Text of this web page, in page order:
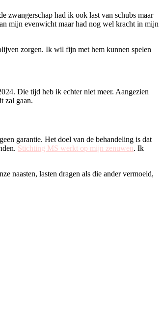
zwangerschap had ik ook last van schubs maar
mijn evenwicht maar had nog wel kracht in mijn
zorgen. Ik wil fijn met hem kunnen spelen
Die tijd heb ik echter niet meer. Aangezien
zal gaan.
garantie. Het doel van de behandeling is dat
Stichting MS werkt op mijn zenuwen. Ik
naasten, lasten dragen als die ander vermoeid,